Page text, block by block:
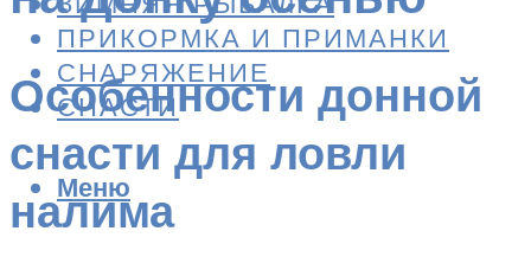
ПРИКОРМКА И ПРИМАНКИ
СНАРЯЖЕНИЕ
СНАСТИ
Меню
Особенности донной
снасти для ловли
налима